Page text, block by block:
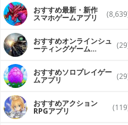
おすすめ最新・新作
スマホゲームアプリ
おすすめオンラインシュ
ーティングゲーム
おすすめソロプレイゲー
ムアプリ
おすすめアクション
RPGアプリ